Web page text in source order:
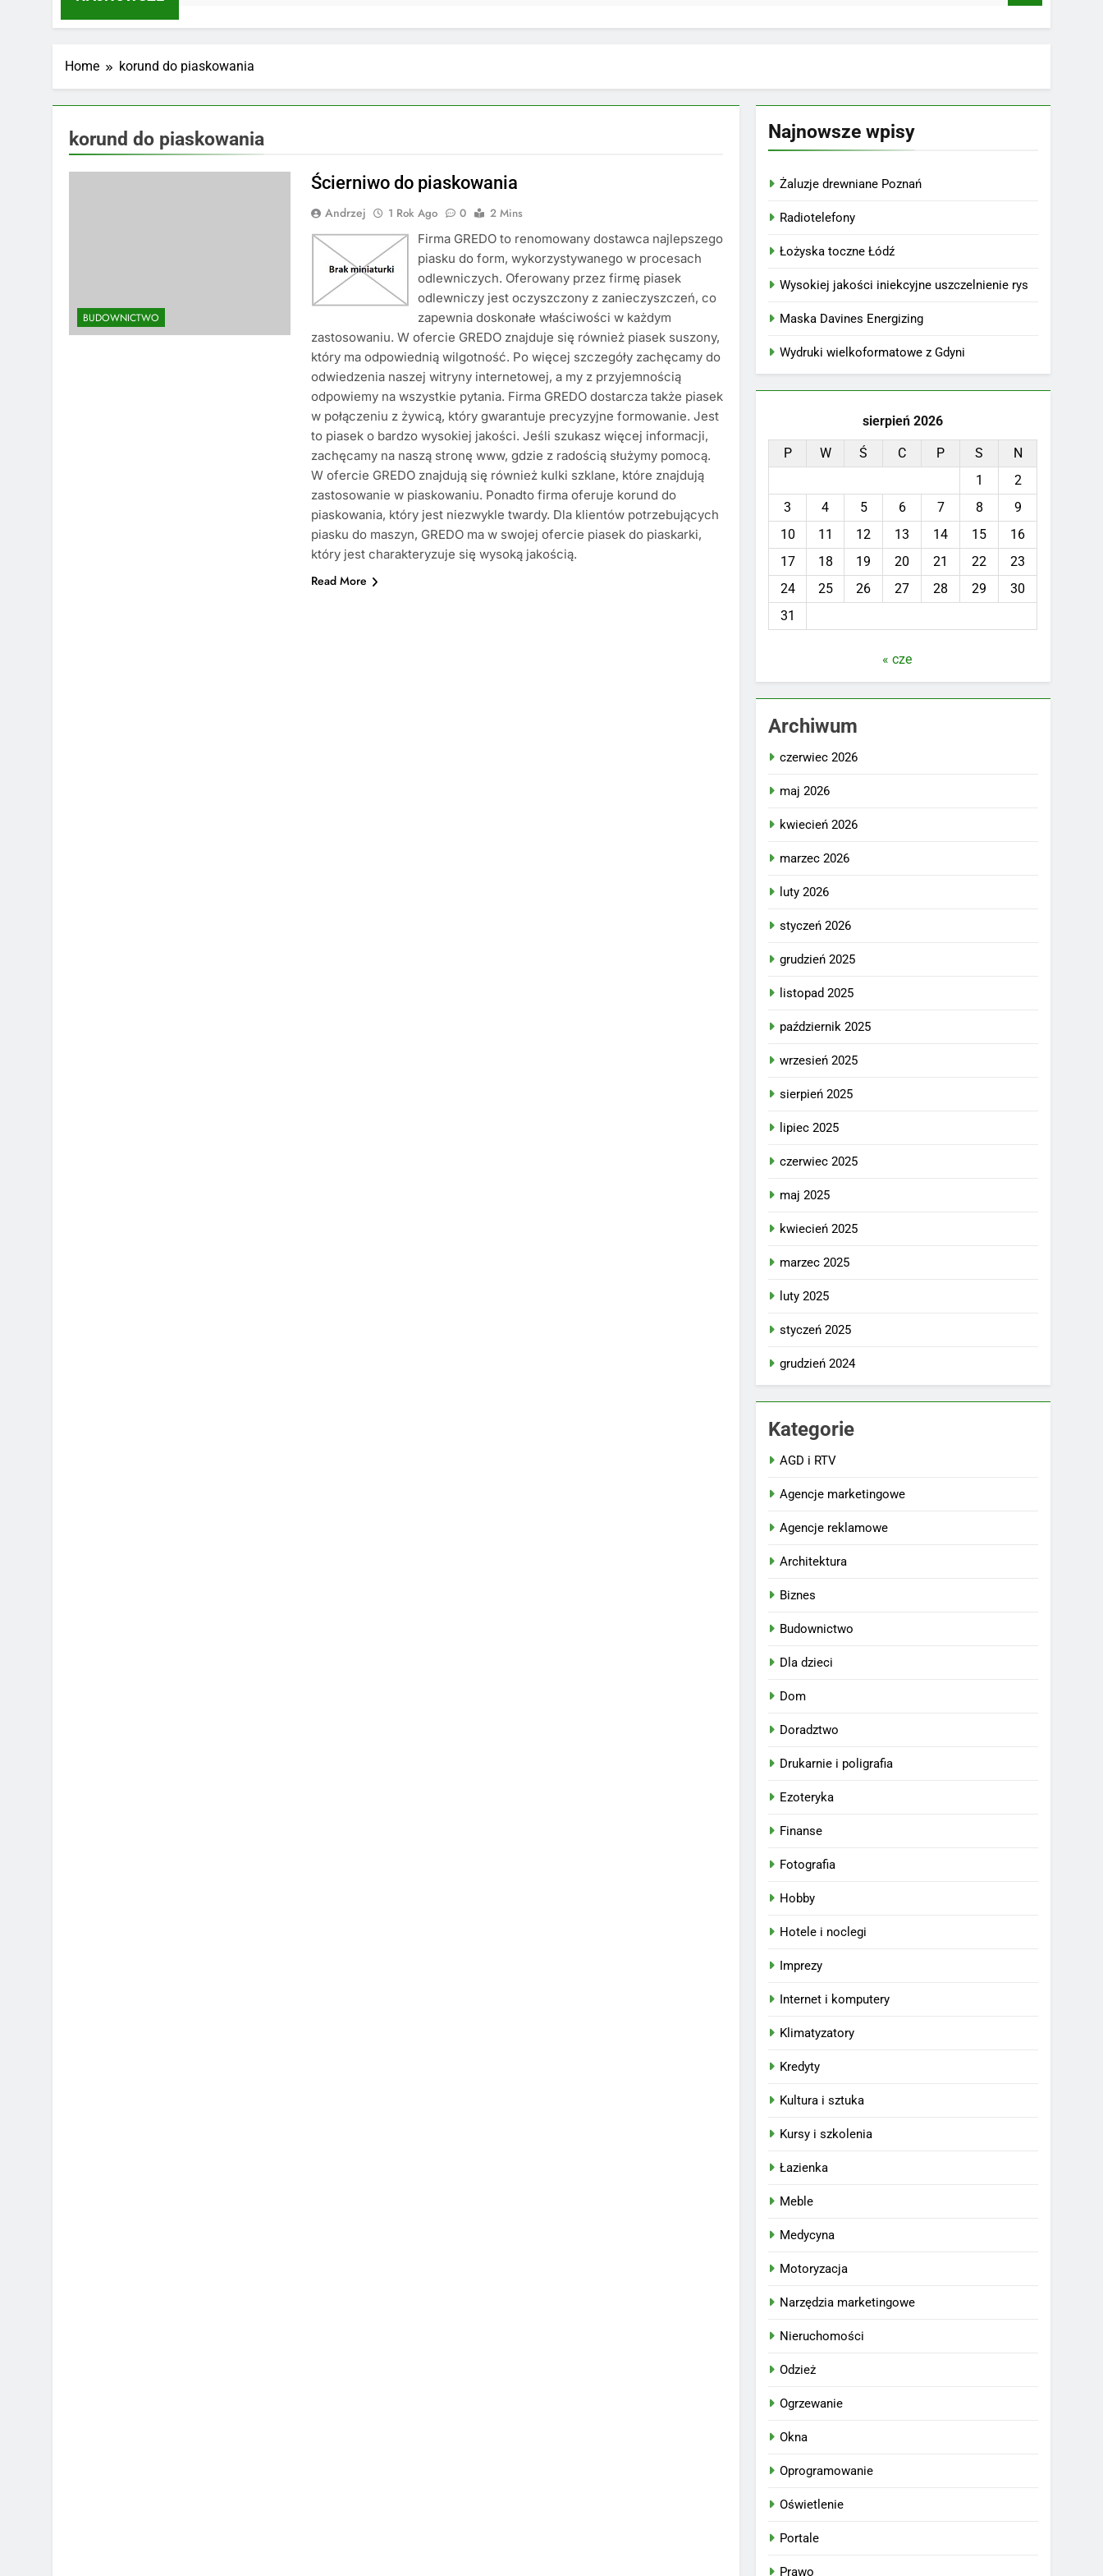
Home korund do piaskowania
korund do piaskowania
BUDOWNICTWO
Ścierniwo do piaskowania
Andrzej 1 Rok Ago 0
2 Mins
Firma GREDO to renomowany dostawca najlepszego
piasku do form, wykorzystywanego w procesach
odlewniczych. Oferowany przez firmę piasek
odlewniczy jest oczyszczony z zanieczyszczeń, co
zapewnia doskonałe właściwości w każdym
zastosowaniu. W ofercie GREDO znajduje się również piasek suszony,
który ma odpowiednią wilgotność. Po więcej szczegóły zachęcamy do
odwiedzenia naszej witryny internetowej, a my z przyjemnością
odpowiemy na wszystkie pytania. Firma GREDO dostarcza także piasek
w połączeniu z żywicą, który gwarantuje precyzyjne formowanie. Jest
to piasek o bardzo wysokiej jakości. Jeśli szukasz więcej informacji,
zachęcamy na naszą stronę www, gdzie z radością służymy pomocą.
W ofercie GREDO znajdują się również kulki szklane, które znajdują
zastosowanie w piaskowaniu. Ponadto firma oferuje korund do
piaskowania, który jest niezwykle twardy. Dla klientów potrzebujących
piasku do maszyn, GREDO ma w swojej ofercie piasek do piaskarki,
który jest charakteryzuje się wysoką jakością.
Read More
Najnowsze wpisy
Żaluzje drewniane Poznań
Radiotelefony
Łożyska toczne Łódź
Wysokiej jakości iniekcyjne uszczelnienie rys
Maska Davines Energizing
Wydruki wielkoformatowe z Gdyni
sierpień 2026
P W Ś C P S
N
1
2
3
4 5 6 7 8
9
10
11 12 13 14 15
16
17
18 19 20 21 22
23
24
25 26 27 28 29
30
31
« cze
Archiwum
czerwiec 2026
maj 2026
kwiecień 2026
marzec 2026
luty 2026
styczeń 2026
grudzień 2025
listopad 2025
październik 2025
wrzesień 2025
sierpień 2025
lipiec 2025
czerwiec 2025
maj 2025
kwiecień 2025
marzec 2025
luty 2025
styczeń 2025
grudzień 2024
Kategorie
AGD i RTV
Agencje marketingowe
Agencje reklamowe
Architektura
Biznes
Budownictwo
Dla dzieci
Dom
Doradztwo
Drukarnie i poligrafia
Ezoteryka
Finanse
Fotografia
Hobby
Hotele i noclegi
Imprezy
Internet i komputery
Klimatyzatory
Kredyty
Kultura i sztuka
Kursy i szkolenia
Łazienka
Meble
Medycyna
Motoryzacja
Narzędzia marketingowe
Nieruchomości
Odzież
Ogrzewanie
Okna
Oprogramowanie
Oświetlenie
Portale
Prawo